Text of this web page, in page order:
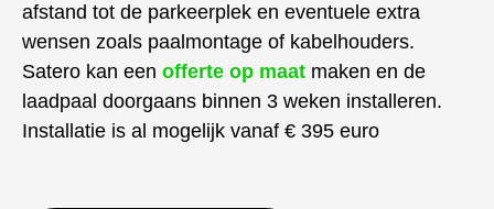
afstand tot de parkeerplek en eventuele extra
wensen zoals paalmontage of kabelhouders.
Satero kan een offerte op maat maken en de
laadpaal doorgaans binnen 3 weken installeren.
Installatie is al mogelijk vanaf € 395 euro